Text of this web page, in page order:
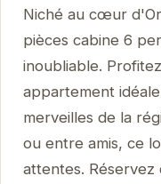
Niché au cœur
pièces cabine 6
inoubliable.
appartement
merveilles de la
ou entre amis, ce
attentes. Réservez